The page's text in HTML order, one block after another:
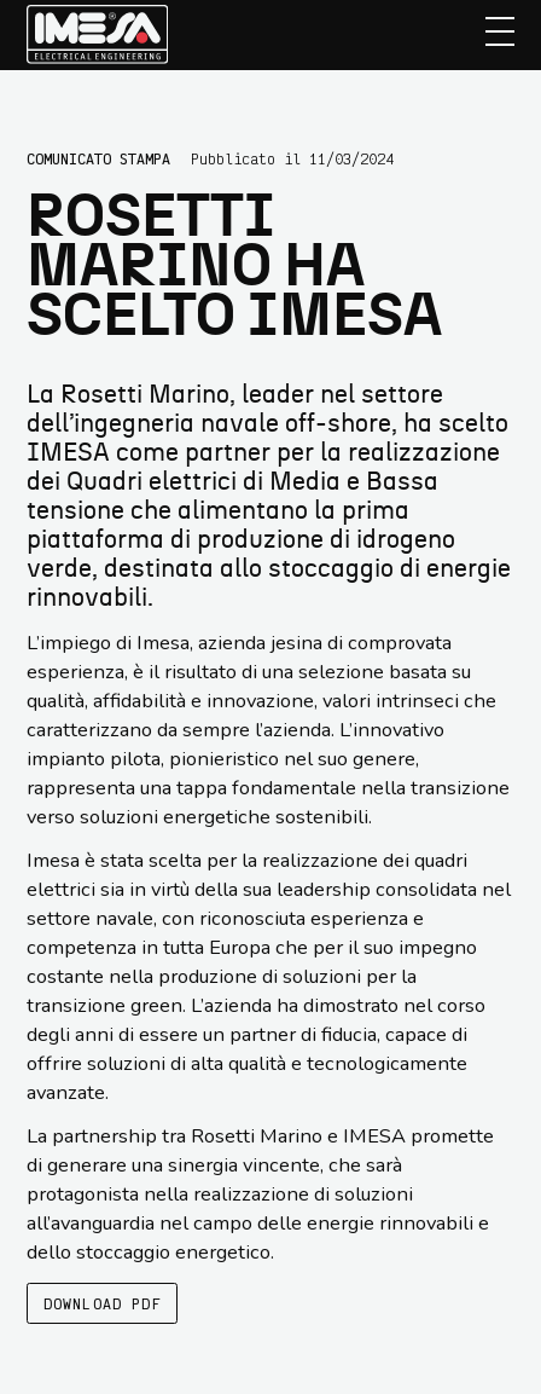
Passa
contenuto
principale
Passa
barra
laterale
primaria
COMUNICATO STAMPA Pubblicato il 11/03/2024
ROSETTI
MARINO HA
SCELTO IMESA
La Rosetti Marino, leader nel settore
dell’ingegneria navale off-shore, ha scelto
IMESA come partner per la realizzazione
dei Quadri elettrici di Media e Bassa
tensione che alimentano la prima
piattaforma di produzione di idrogeno
verde, destinata allo stoccaggio di energie
rinnovabili.
L’impiego di Imesa, azienda jesina di comprovata
esperienza, è il risultato di una selezione basata su
qualità, affidabilità e innovazione, valori intrinseci che
caratterizzano da sempre l’azienda. L’innovativo
impianto pilota, pionieristico nel suo genere,
rappresenta una tappa fondamentale nella transizione
verso soluzioni energetiche sostenibili.
Imesa è stata scelta per la realizzazione dei quadri
elettrici sia in virtù della sua leadership consolidata nel
settore navale, con riconosciuta esperienza e
competenza in tutta Europa che per il suo impegno
costante nella produzione di soluzioni per la
transizione green. L’azienda ha dimostrato nel corso
degli anni di essere un partner di fiducia, capace di
offrire soluzioni di alta qualità e tecnologicamente
avanzate.
La partnership tra Rosetti Marino e IMESA promette
di generare una sinergia vincente, che sarà
protagonista nella realizzazione di soluzioni
all’avanguardia nel campo delle energie rinnovabili e
dello stoccaggio energetico.
DOWNLOAD PDF